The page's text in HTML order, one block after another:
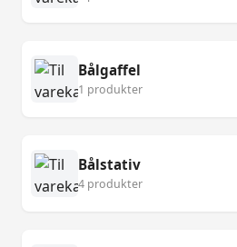
Bålgaffel
1 produkter
Bålstativ
4 produkter